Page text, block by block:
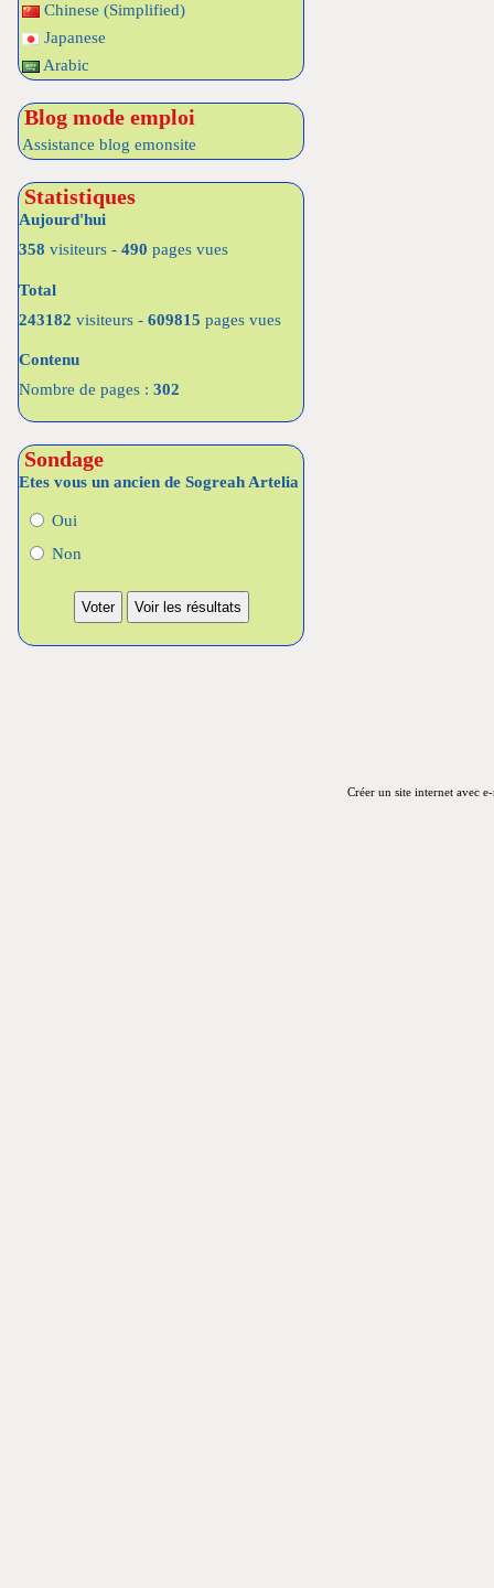
Chinese (Simplified)
Japanese
Arabic
Blog mode emploi
Assistance blog emonsite
Statistiques
Aujourd'hui
358 visiteurs - 490 pages vues
Total
243182 visiteurs - 609815 pages vues
Contenu
Nombre de pages : 302
Sondage
Etes vous un ancien de Sogreah Artelia
Oui
Non
Créer un site internet avec